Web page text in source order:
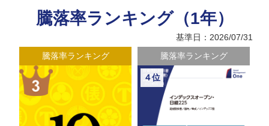
騰落率ランキング（1年）
基準日：2026/07/31
騰落率ランキング
騰落率ランキング
４位